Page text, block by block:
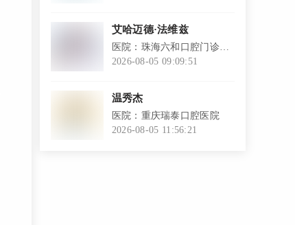
艾哈迈德·法维兹
医院：珠海六和口腔门诊部
（口岸店）
2026-08-05 09:09:51
温秀杰
医院：重庆瑞泰口腔医院
2026-08-05 11:56:21